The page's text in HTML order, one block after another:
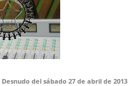
del sábado 27 de abril de 2013